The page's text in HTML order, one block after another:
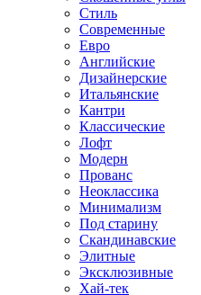
Стиль
Современные
Евро
Английские
Дизайнерские
Итальянские
Кантри
Классические
Лофт
Модерн
Прованс
Неоклассика
Минимализм
Под старину
Скандинавские
Элитные
Эксклюзивные
Хай-тек